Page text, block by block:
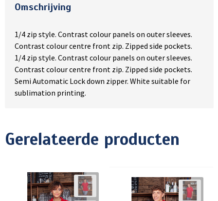
Omschrijving
1/4 zip style. Contrast colour panels on outer sleeves.
Contrast colour centre front zip. Zipped side pockets.
1/4 zip style. Contrast colour panels on outer sleeves.
Contrast colour centre front zip. Zipped side pockets.
Semi Automatic Lock down zipper. White suitable for
sublimation printing.
Gerelateerde producten